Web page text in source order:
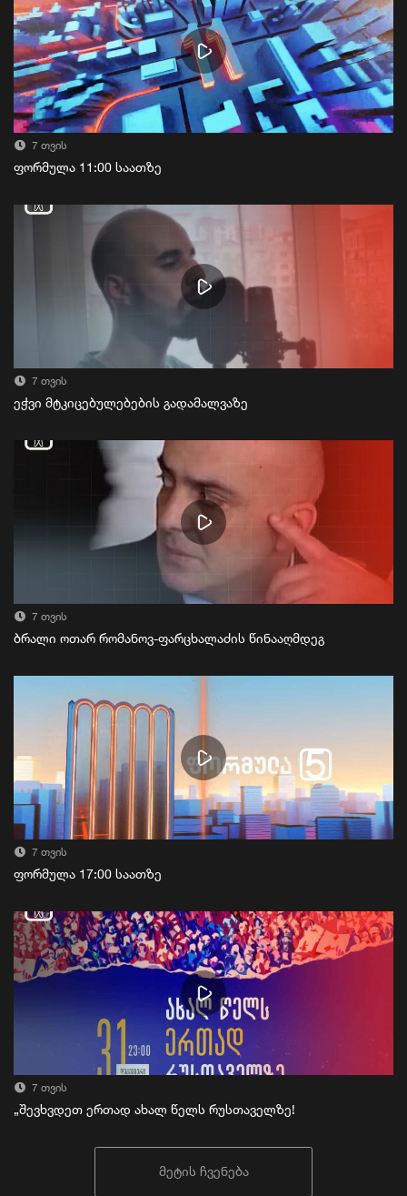
7 თვის
ფორმულა 11:00 საათზე
7 თვის
ეჭვი მტკიცებულებების გადამალვაზე
7 თვის
ბრალი ოთარ რომანოვ-ფარცხალაძის წინააღმდეგ
7 თვის
ფორმულა 17:00 საათზე
7 თვის
„შევხვდეთ ერთად ახალ წელს რუსთაველზე!
მეტის ჩვენება